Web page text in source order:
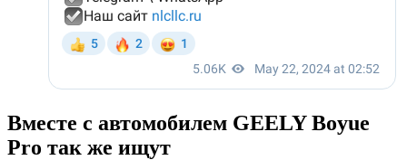
Вместе с автомобилем GEELY Boyue
Pro так же ищут